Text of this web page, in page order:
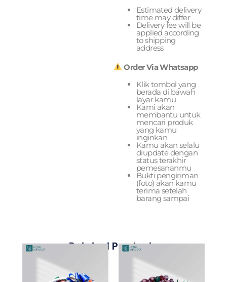
Estimated delivery
time may differ
Delivery fee will be
applied according
to shipping
address
Order Via Whatsapp
Klik tombol yang
berada di bawah
layar kamu
Kami akan
membantu untuk
mencari produk
yang kamu
inginkan
Kamu akan selalu
diupdate dengan
status terakhir
pemesananmu
Bukti pengiriman
(foto) akan kamu
terima setelah
barang sampai
Related Products